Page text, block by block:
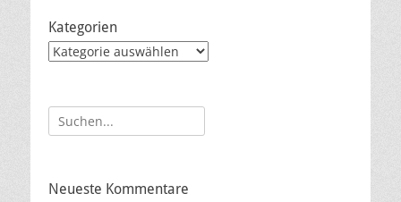
Kategorien
Kategorien
Suche
nach:
Neueste Kommentare